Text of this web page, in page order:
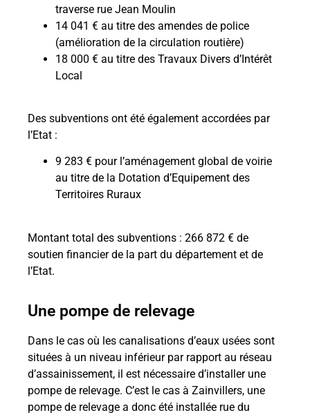
traverse rue Jean Moulin
14 041 € au titre des amendes de police
(amélioration de la circulation routière)
18 000 € au titre des Travaux Divers d’Intérêt
Local
Des subventions ont été également accordées par
l’Etat :
9 283 € pour l’aménagement global de voirie
au titre de la Dotation d’Equipement des
Territoires Ruraux
Montant total des subventions : 266 872 € de
soutien financier de la part du département et de
l’Etat.
Une pompe de relevage
Dans le cas où les canalisations d’eaux usées sont
situées à un niveau inférieur par rapport au réseau
d’assainissement, il est nécessaire d’installer une
pompe de relevage. C’est le cas à Zainvillers, une
pompe de relevage a donc été installée rue du